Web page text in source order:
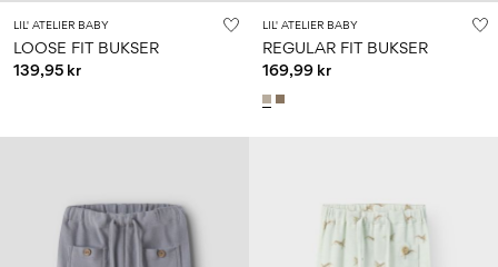
LIL' ATELIER BABY
LOOSE FIT BUKSER
139,95 kr
LIL' ATELIER BABY
REGULAR FIT BUKSER
169,99 kr